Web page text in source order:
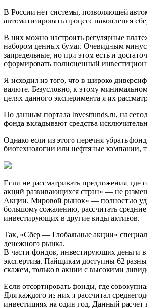
В России нет системы, позволяющей
автоматизировать процесс накопления
В них можно настроить регулярные
набором ценных бумаг. Очевидным
запредельные, но при этом есть и
сформировать полноценный
Я исходил из того, что в широко
валюте. Безусловно, к этому
целях данного эксперимента я их
По данным портала Investfunds.ru, на
фонда вкладывают средства
Однако если из этого перечня убрать
биотехнологии или нефтяные компании,
Если не рассматривать предложения,
акций развивающихся стран» — не
Акции. Мировой рынок» — полностью
большому сожалению, рассчитать
инвестирующих в другие виды активов.
Так, «Сбер — Глобальные акции»
денежного рынка.
В части фондов, инвестирующих деньги
экспертиза. Пайщикам доступны 62
скажем, только в акции с высокими
Если отсортировать фонды, где
Для каждого из них я рассчитал
инвестициях на один год. Данный